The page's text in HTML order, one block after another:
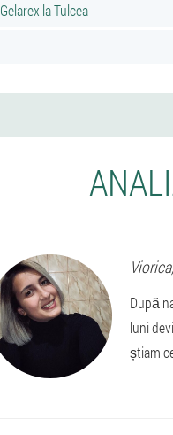
Gelarex la Tulcea
Viorica
După
luni
știam